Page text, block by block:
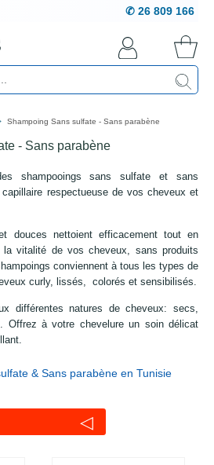
✆ 26 809 166
Shampoing Sans sulfate - Sans parabène
- Sans parabène
shampooings sans sulfate et sans
respectueuse de vos cheveux et
douces nettoient efficacement tout en
la vitalité de vos cheveux, sans produits
conviennent à tous les types de
curly, lissés, colorés et sensibilisés.
différentes natures de cheveux: secs,
Offrez à votre chevelure un soin délicat
& Sans parabène en Tunisie
◁